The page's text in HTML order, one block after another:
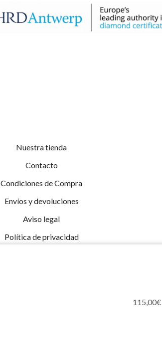
Nuestra tienda
Contacto
Condiciones de Compra
Envíos y devoluciones
Aviso legal
Política de privacidad
115,00€